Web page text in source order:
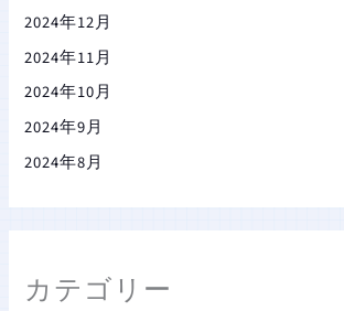
2024年12月
2024年11月
2024年10月
2024年9月
2024年8月
カテゴリー